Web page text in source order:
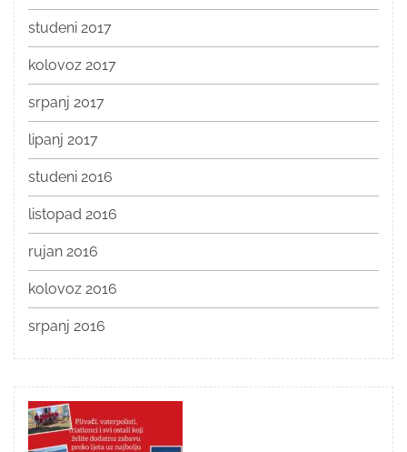
studeni 2017
kolovoz 2017
srpanj 2017
lipanj 2017
studeni 2016
listopad 2016
rujan 2016
kolovoz 2016
srpanj 2016